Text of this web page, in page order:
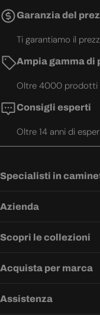
Garanzia del
Ti garantiamo il
Ampia gamma di
Oltre 4000 prodotti
Consigli esperti
Oltre 14 anni di
Specialisti in
Azienda
Scopri le collezioni
Acquista per marca
Assistenza